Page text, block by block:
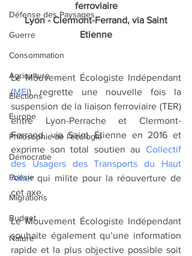
Défense des Paysages
Guerre
Consommation
Agriculture
Elections
Europe
Philosophie de l'écologie
Démocratie
Poésie
Migrations
Budget
Nature
ferroviaire
Lyon - Clermont-Ferrand, via Saint
Etienne
Le Mouvement Écologiste Indépendant
(MEI) regrette une nouvelle fois la
suspension de la liaison ferroviaire (TER)
entre Lyon-Perrache et Clermont-
Ferrand, via Saint Étienne en 2016 et
exprime son total soutien au Collectif
des Usagers des Transports du Haut
Allier qui milite pour la réouverture de
cet axe.
Le Mouvement Écologiste Indépendant
souhaite également qu’une information
rapide et la plus objective possible soit